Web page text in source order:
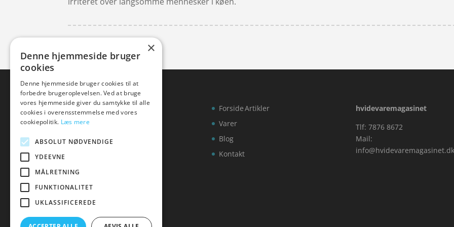
Forside
Varer
Blog
Kontakt
Artikler
hvidevaremagasinet
Tlf: 7876 8672
Mail:
info@hvidevaremagasinet.dk
×
Denne hjemmeside bruger
cookies
Denne hjemmeside bruger cookies til at
forbedre brugeroplevelsen. Ved at bruge
vores hjemmeside giver du samtykke til alle
cookies i overensstemmelse med vores
cookiepolitik. Læs mere
ABSOLUT NØDVENDIGE
YDEEVNE
MÅLRETNING
FUNKTIONALITET
UKLASSIFICEREDE